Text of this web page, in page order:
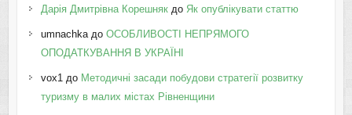
Дарія Дмитрівна Корешнякдо Як опублікувати статтю
umnachkaдо ОСОБЛИВОСТІ НЕПРЯМОГО
ОПОДАТКУВАННЯ В УКРАЇНІ
vox1до Методичні засади побудови стратегії розвитку
туризму в малих містах Рівненщини